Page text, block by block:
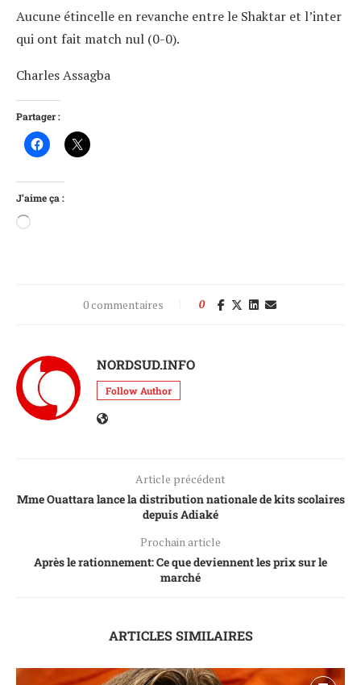
Aucune étincelle en revanche entre le Shaktar et l’inter
qui ont fait match nul (0-0).
Charles Assagba
Partager :
J’aime ça :
0 commentaires 0
NORDSUD.INFO
Follow Author
Article précédent
Mme Ouattara lance la distribution nationale de kits scolaires
depuis Adiaké
Prochain article
Après le rationnement: Ce que deviennent les prix sur le
marché
ARTICLES SIMILAIRES